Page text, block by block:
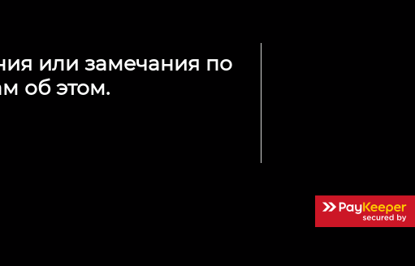
или замечания по
об этом.